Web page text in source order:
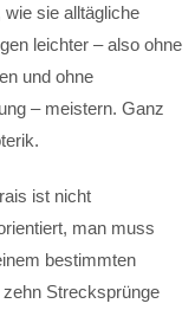
wie sie alltägliche
leichter – also ohne
und ohne
– meistern. Ganz
ist nicht
man muss
bestimmten
Strecksprünge